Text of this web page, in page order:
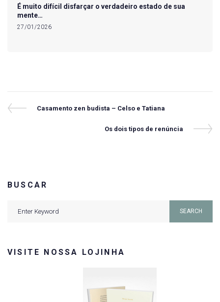
É muito difícil disfarçar o verdadeiro estado de sua
mente…
27/01/2026
Navegação
Previous
Casamento zen budista – Celso e Tatiana
Next
Os dois tipos de renúncia
BUSCAR
SEARCH
VISITE NOSSA LOJINHA